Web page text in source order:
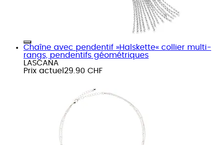
Chaîne avec pendentif »Halskette« collier multi-
rangs, pendentifs géométriques
LASCANA
Prix actuel 29.90 CHF